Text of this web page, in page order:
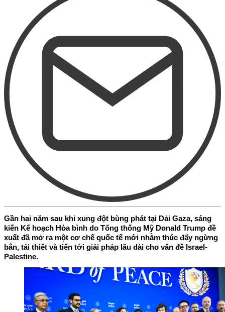
Gần hai năm sau khi xung đột bùng phát tại Dải Gaza, sáng
kiến Kế hoạch Hòa bình do Tổng thống Mỹ Donald Trump đề
xuất đã mở ra một cơ chế quốc tế mới nhằm thúc đẩy ngừng
bắn, tái thiết và tiến tới giải pháp lâu dài cho vấn đề Israel-
Palestine.